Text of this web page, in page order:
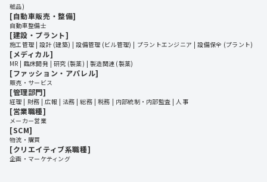
粧品)
[自動車販売・整備]
自動車整備士
[建設・プラント]
施工管理 設計 (建築) 設備管理 (ビル管理) プラントエンジニア 設備保全 (プラント)
[メディカル]
MR 臨床開発 研究 (製薬) 製造関連 (製薬)
[ファッション・アパレル]
販売・サービス
[管理部門]
経理 財務 広報 法務 総務 税務 内部統制・内部監査 人事
[営業職種]
メーカー営業
[SCM]
物流・購買
[クリエイティブ系職種]
企画・マーケティング